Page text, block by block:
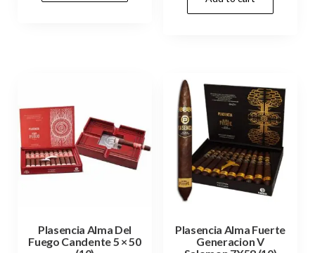
Plasencia Alma Del
Fuego Candente 5 × 50
Plasencia Alma Fuerte
Generacion V